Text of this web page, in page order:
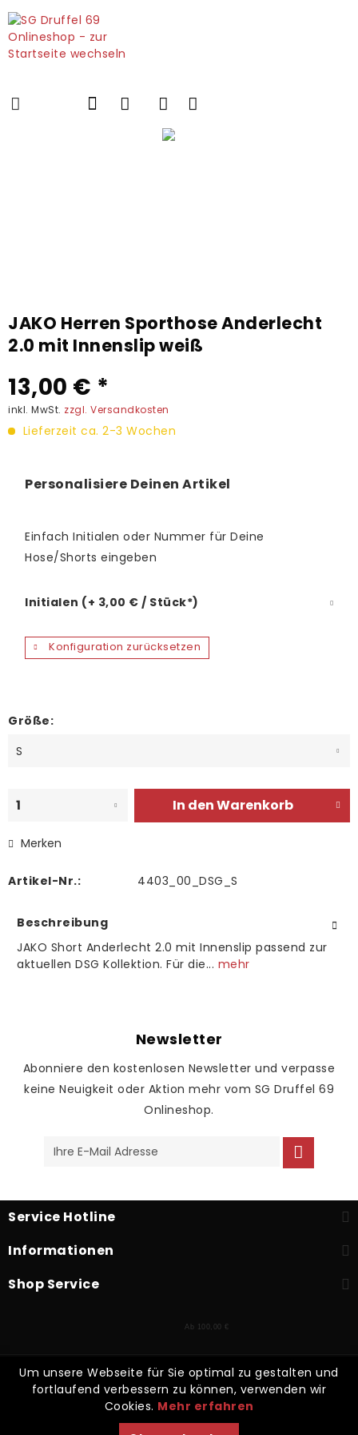
JAKO Herren Sporthose Anderlecht
2.0 mit Innenslip weiß
13,00 € *
inkl. MwSt. zzgl. Versandkosten
Lieferzeit ca. 2-3 Wochen
Personalisiere Deinen Artikel
Einfach Initialen oder Nummer für Deine
Hose/Shorts eingeben
Initialen (+ 3,00 € / Stück*)
Konfiguration zurücksetzen
Größe:
In denWarenkorb
Merken
Artikel-Nr.: 4403_00_DSG_S
Beschreibung
JAKO Short Anderlecht 2.0 mit Innenslip passend zur
aktuellen DSG Kollektion. Für die... mehr
Newsletter
Abonniere den kostenlosen Newsletter und verpasse
keine Neuigkeit oder Aktion mehr vom SG Druffel 69
Onlineshop.
Service Hotline
Informationen
Shop Service
Ab 100,00 €
* Alle Preise inkl. gesetzl. Mehrwertsteuer zzgl. Versandkosten
ggf. Nachnahmegebühren, wenn nicht anders beschrieben
Um unsere Webseite für Sie optimal zu gestalten und
fortlaufend verbessern zu können, verwenden wir
Cookies. Mehr erfahren